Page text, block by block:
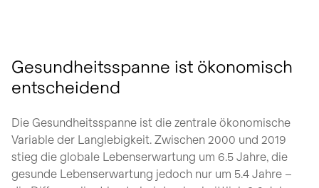
Gesundheitsspanne ist ökonomisch
entscheidend
Die Gesundheitsspanne ist die zentrale ökonomische
Variable der Langlebigkeit. Zwischen 2000 und 2019
stieg die globale Lebenserwartung um 6.5 Jahre, die
gesunde Lebenserwartung jedoch nur um 5.4 Jahre –